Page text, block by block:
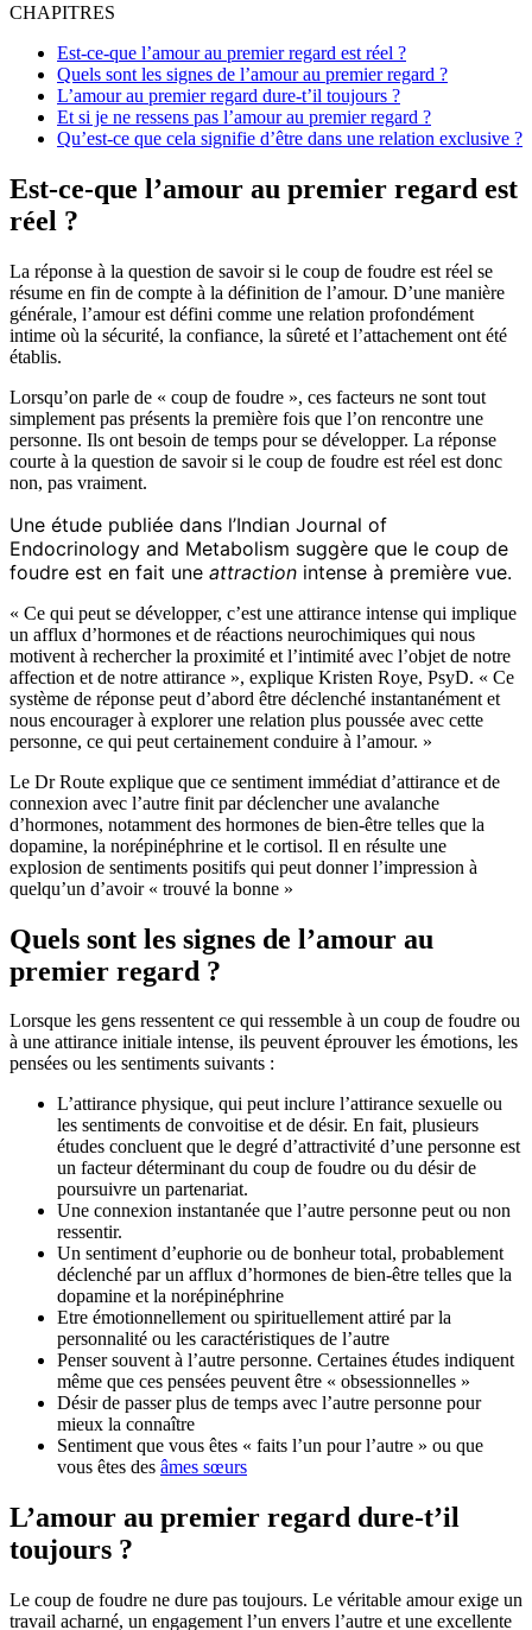
CHAPITRES
Est-ce-que l’amour au premier regard est réel ?
Quels sont les signes de l’amour au premier regard ?
L’amour au premier regard dure-t’il toujours ?
Et si je ne ressens pas l’amour au premier regard ?
Qu’est-ce que cela signifie d’être dans une relation exclusive ?
Est-ce-que l’amour au premier regard est
réel ?
La réponse à la question de savoir si le coup de foudre est réel se
résume en fin de compte à la définition de l’amour. D’une manière
générale, l’amour est défini comme une relation profondément
intime où la sécurité, la confiance, la sûreté et l’attachement ont été
établis.
Lorsqu’on parle de « coup de foudre », ces facteurs ne sont tout
simplement pas présents la première fois que l’on rencontre une
personne. Ils ont besoin de temps pour se développer. La réponse
courte à la question de savoir si le coup de foudre est réel est donc
non, pas vraiment.
Une étude publiée dans l’Indian Journal of
Endocrinology and Metabolism suggère que le coup de
foudre est en fait une attraction intense à première vue.
« Ce qui peut se développer, c’est une attirance intense qui implique
un afflux d’hormones et de réactions neurochimiques qui nous
motivent à rechercher la proximité et l’intimité avec l’objet de notre
affection et de notre attirance », explique Kristen Roye, PsyD. « Ce
système de réponse peut d’abord être déclenché instantanément et
nous encourager à explorer une relation plus poussée avec cette
personne, ce qui peut certainement conduire à l’amour. »
Le Dr Route explique que ce sentiment immédiat d’attirance et de
connexion avec l’autre finit par déclencher une avalanche
d’hormones, notamment des hormones de bien-être telles que la
dopamine, la norépinéphrine et le cortisol. Il en résulte une
explosion de sentiments positifs qui peut donner l’impression à
quelqu’un d’avoir « trouvé la bonne »
Quels sont les signes de l’amour au
premier regard ?
Lorsque les gens ressentent ce qui ressemble à un coup de foudre ou
à une attirance initiale intense, ils peuvent éprouver les émotions, les
pensées ou les sentiments suivants :
L’attirance physique, qui peut inclure l’attirance sexuelle ou
les sentiments de convoitise et de désir. En fait, plusieurs
études concluent que le degré d’attractivité d’une personne est
un facteur déterminant du coup de foudre ou du désir de
poursuivre un partenariat.
Une connexion instantanée que l’autre personne peut ou non
ressentir.
Un sentiment d’euphorie ou de bonheur total, probablement
déclenché par un afflux d’hormones de bien-être telles que la
dopamine et la norépinéphrine
Etre émotionnellement ou spirituellement attiré par la
personnalité ou les caractéristiques de l’autre
Penser souvent à l’autre personne. Certaines études indiquent
même que ces pensées peuvent être « obsessionnelles »
Désir de passer plus de temps avec l’autre personne pour
mieux la connaître
Sentiment que vous êtes « faits l’un pour l’autre » ou que
vous êtes des âmes sœurs
L’amour au premier regard dure-t’il
toujours ?
Le coup de foudre ne dure pas toujours. Le véritable amour exige un
travail acharné, un engagement l’un envers l’autre et une excellente